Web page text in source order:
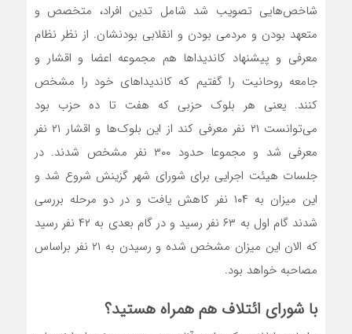
شاخص‌هایی تصویب شد شامل تدین افراد، متخصص و
متعهد بودن و مردمی بودن و انقلابی بودنشان. از نظر نظام
معرفی و پیشنهاد کاندیداها هم مجموعه اعضا و اقشار و
جامعه روحانیت را گفتیم که کاندیداهای خود را مشخص
کنند. یعنی هر بلوک حزبی که هفت تا ده حزب بود
می‌توانست ۲۱ نفر معرفی کند از این بلوک‌ها و اقشار ۲۱ نفر
معرفی شد و مجموعا حدود ۳۰۰ نفر مشخص شدند. در
جلسات هیئت اجرایی برای شورای شهر گزینش شروع شد و
این میزان به ۱۰۴ نفر کاهش یافت و در دو مرحله بررسی
شدند گام اول به ۶۳ نفر رسید و در گام بعدی به ۴۲ نفر رسید
که الان این میزان مشخص شده و رسیدن به ۲۱ نفر براساس
مصاحبه خواهد بود.
با شورای ائتلاف هم همراه هستید؟